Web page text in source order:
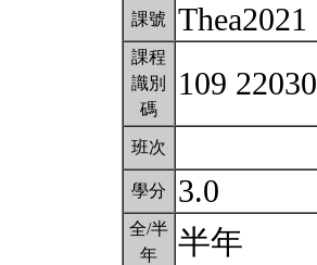
課號 Thea2021
課程
識別
碼
109 22030
班次
學分 3.0
全/半
年
半年